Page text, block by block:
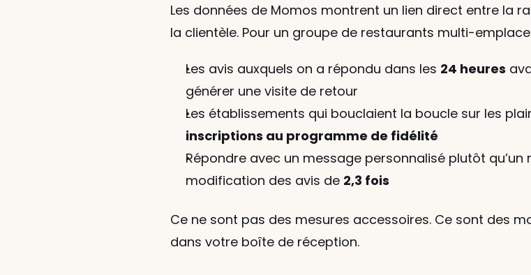
Les données de Momos montrent un lien direct entre la
la clientèle. Pour un groupe de restaurants multi-
Les avis auxquels on a répondu dans les 24 heures
générer une visite de retour
Les établissements qui bouclaient la boucle sur les
inscriptions au programme de fidélité
Répondre avec un message personnalisé plutôt
modification des avis de 2,3 fois
Ce ne sont pas des mesures accessoires. Ce sont des
dans votre boîte de réception.